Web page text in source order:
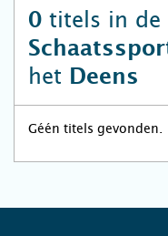
0 titels in de
het Deens
Géén titels gevonden.